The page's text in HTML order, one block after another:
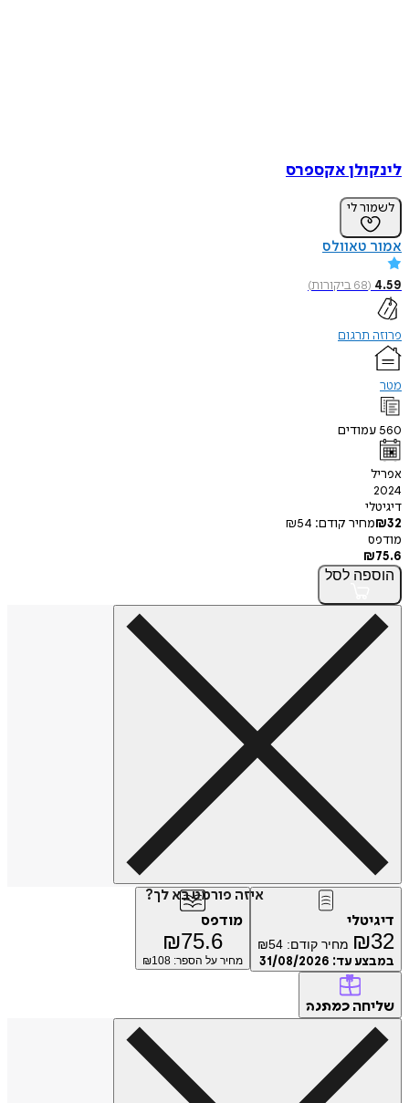
לינקולן אקספרס
לשמור לי
אמור טאוולס
4.59
(
68ביקורות)
פרוזה תרגום
מטר
560 עמודים
אפריל
2024
דיגיטלי
₪32 מחיר קודם: ₪54
מודפס
₪75.6
הוספה לסל
איזה פורמט בא לך?
דיגיטלי
₪32 מחיר קודם: ₪54
במבצע עד: 31/08/2026
מודפס
₪75.6
מחיר על הספר: ₪ 108
שליחה כמתנה